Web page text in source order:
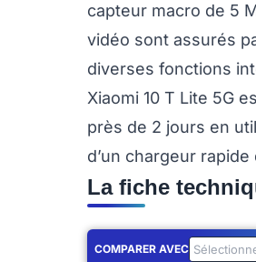
capteur macro de 5
vidéo sont assurés
diverses fonctions
Xiaomi 10 T Lite 5G
près de 2 jours en
d’un chargeur rapide
La fiche
COMPARER AVEC